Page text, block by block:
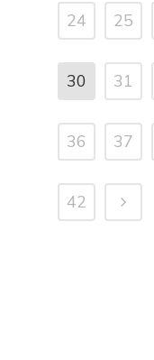
24 25
30 31
36 37
42